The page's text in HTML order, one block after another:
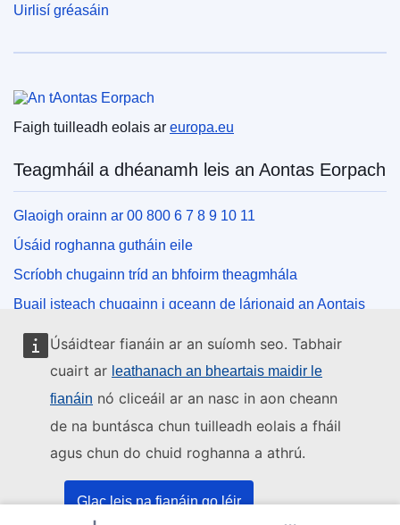
Úsáidtear fianáin ar an suíomh seo. Tabhair
cuairt ar leathanach an bheartais maidir le
fianáin nó cliceáil ar an nasc in aon cheann
de na buntásca chun tuilleadh eolais a fháil
agus chun do chuid roghanna a athrú.
Glac leis na fianáin go léir
Uirlisí gréasáin
An tAontas Eorpach
Faigh tuilleadh eolais ar europa.eu
Teagmháil a dhéanamh leis an Aontas Eorpach
Glaoigh orainn ar 00 800 6 7 8 9 10 11
Úsáid roghanna gutháin eile
Scríobh chugainn tríd an bhfoirm theagmhála
Buail isteach chugainn i gceann de lárionaid an Aontais
Na meáin shóisialta
Cuardaigh cuntais an Aontais Eorpaigh ar na meáin
shóisialta
Institiúidí agus comhlachtaí an Aontais
Eorpaigh